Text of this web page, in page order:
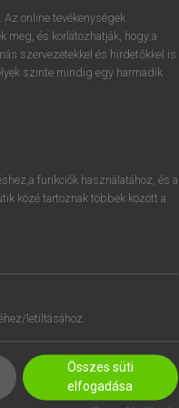
elindításához
ésbelépek.
Az online tevékenységek
meg, és korlátozhatják, hogy a
szervezetekkel és hirdetőkkel is
szinte mindig egy harmadik
funkciók használatához, és a
közé tartoznak többek között a
letiltásához.
Összes süti
elfogadása